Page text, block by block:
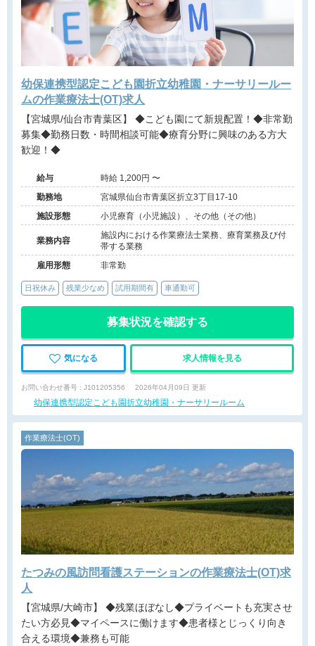
幼保連携型認定こども園折立幼稚園・ナーサリールー
ムの作業療法士(OT)求人
【宮城県/仙台市青葉区】 ◆こども園にて新規配置！◆非常勤
募集◆勤務日数・時間相談可能◆療育分野に興味のある方大
歓迎！◆
給与
時給 1,200円 〜
勤務地
宮城県仙台市青葉区折立3丁目17-10
施設形態
小児療育（小児施設）、その他（その他）
業務内容
施設内における作業療法士業務、療育業務及び付
帯する業務
雇用形態
非常勤
日祝休み 残業少なめ 試用期間有 車通勤可
募集状況を確認する
気になる 求人情報を見る
お問い合わせ番号 : J101205356 2026年04月09日 更新
幼保連携型認定こども園折立幼稚園・ナーサリールーム
作業療法士(OT)
たつみの風訪問看護ステーションの作業療法士(OT)求
人
【宮城県/大崎市】 ◆残業ほぼなし◆プライベートも充実させ
たい方必見◆マイペースに働けます◆患者様とじっくり向き
合える環境◆兼務も可能